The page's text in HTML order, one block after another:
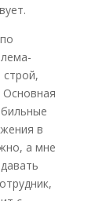
в
а мне